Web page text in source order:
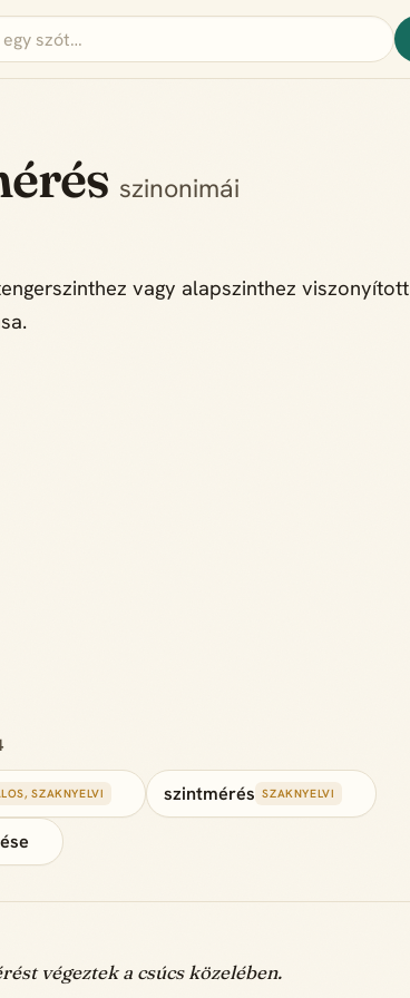
szinonimái
vagy alapszinthez viszonyított
SZAKNYELVI szintmérés SZAKNYELVI
végeztek a csúcs közelében.